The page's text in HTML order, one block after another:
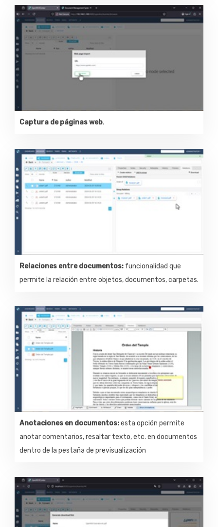
Captura de páginas web.
Relaciones entre documentos: funcionalidad que
permite la relación entre objetos, documentos, carpetas.
Anotaciones en documentos:esta opción permite
anotar comentarios, resaltar texto, etc. en documentos
dentro de la pestaña de previsualización